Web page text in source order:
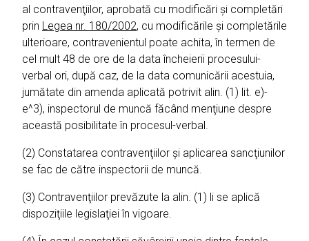
al contravenţiilor, aprobată cu modificări şi completări
prin Legea nr. 180/2002, cu modificările şi completările
ulterioare, contravenientul poate achita, în termen de
cel mult 48 de ore de la data încheierii procesului-
verbal ori, după caz, de la data comunicării acestuia,
jumătate din amenda aplicată potrivit alin. (1) lit. e)-
e^3), inspectorul de muncă făcând menţiune despre
această posibilitate în procesul-verbal.
(2) Constatarea contravenţiilor şi aplicarea sancţiunilor
se fac de către inspectorii de muncă.
(3) Contravenţiilor prevăzute la alin. (1) li se aplică
dispoziţiile legislaţiei în vigoare.